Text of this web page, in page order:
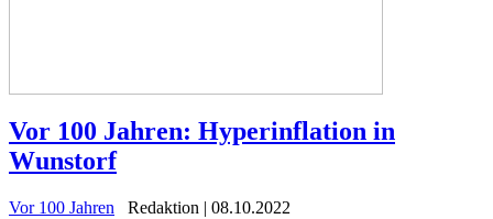
Vor 100 Jahren: Hyperinflation in
Wunstorf
Vor 100 Jahren
Redaktion | 08.10.2022